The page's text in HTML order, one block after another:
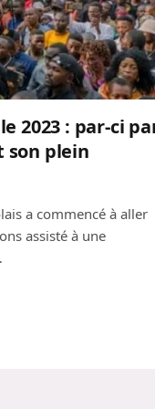
2023 : par-ci
son plein
a commencé à aller
assisté à une